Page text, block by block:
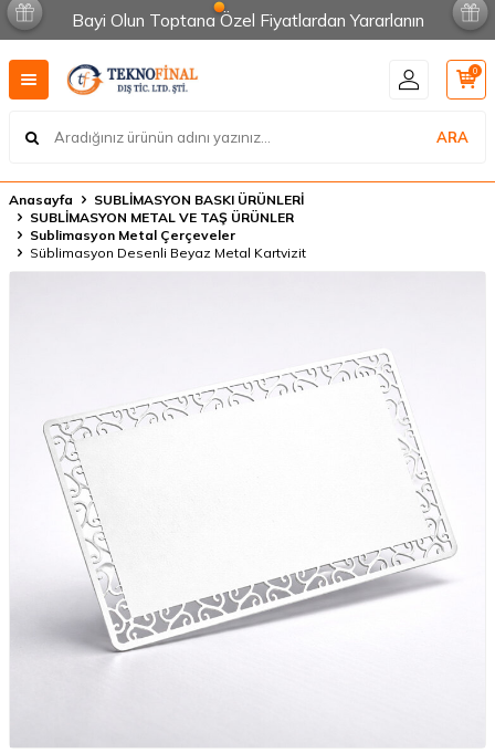
Bayi Olun Toptana Özel Fiyatlardan Yararlanın
ARA
0
Anasayfa
SUBLİMASYON BASKI ÜRÜNLERİ
SUBLİMASYON METAL VE TAŞ ÜRÜNLER
Sublimasyon Metal Çerçeveler
Süblimasyon Desenli Beyaz Metal Kartvizit